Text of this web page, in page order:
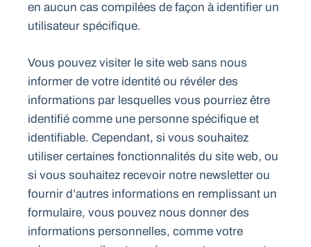
en aucun cas compilées de façon à identifier un
utilisateur spécifique.
Vous pouvez visiter le site web sans nous
informer de votre identité ou révéler des
informations par lesquelles vous pourriez être
identifié comme une personne spécifique et
identifiable. Cependant, si vous souhaitez
utiliser certaines fonctionnalités du site web, ou
si vous souhaitez recevoir notre newsletter ou
fournir d’autres informations en remplissant un
formulaire, vous pouvez nous donner des
informations personnelles, comme votre